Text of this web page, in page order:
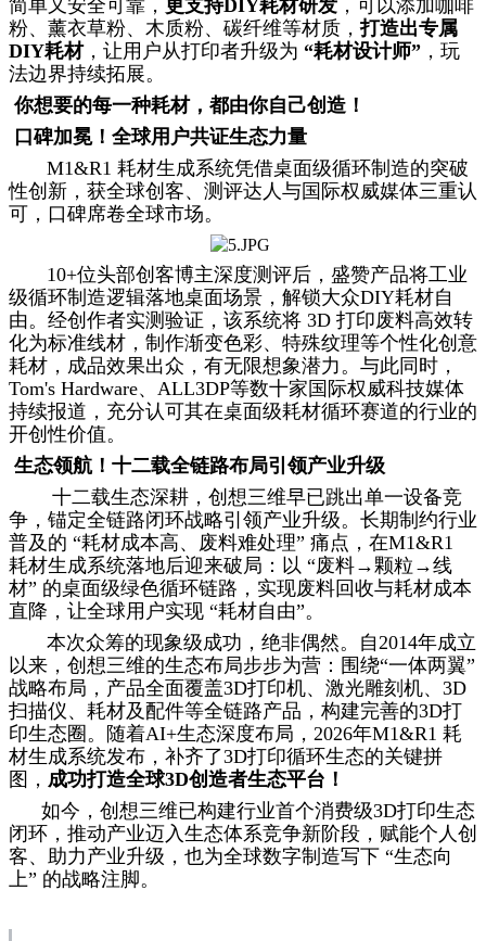
简单又安全可靠， 更支持DIY耗材研发 ，可以添加咖啡
粉、薰衣草粉、木质粉、碳纤维等材质，打造出专属
DIY耗材，让用户从打印者升级为 “耗材设计师” ，玩
法边界持续拓展。
你想要的每一种耗材，都由你自己创造！
口碑加冕！全球用户共证生态力量
M1&R1 耗材生成系统凭借桌面级循环制造的突破
性创新，获全球创客、测评达人与国际权威媒体三重认
可，口碑席卷全球市场。
10+位头部创客博主深度测评后，盛赞产品将工业
级循环制造逻辑落地桌面场景，解锁大众DIY耗材自
由。经创作者实测验证，该系统将 3D 打印废料高效转
化为标准线材，制作渐变色彩、特殊纹理等个性化创意
耗材，成品效果出众，有无限想象潜力。与此同时，
Tom's Hardware、ALL3DP等数十家国际权威科技媒体
持续报道，充分认可其在桌面级耗材循环赛道的行业的
开创性价值。
生态领航！十二载全链路布局引领产业升级
十二载生态深耕，创想三维早已跳出单一设备竞
争，锚定全链路闭环战略引领产业升级。长期制约行业
普及的 “耗材成本高、废料难处理” 痛点，在M1&R1
耗材生成系统落地后迎来破局：以 “废料→颗粒→线
材” 的桌面级绿色循环链路，实现废料回收与耗材成本
直降，让全球用户实现 “耗材自由”。
本次众筹的现象级成功，绝非偶然。自2014年成立
以来，创想三维的生态布局步步为营：围绕“一体两翼”
战略布局，产品全面覆盖3D打印机、激光雕刻机、3D
扫描仪、耗材及配件等全链路产品，构建完善的3D打
印生态圈。随着AI+生态深度布局，2026年M1&R1 耗
材生成系统发布，补齐了3D打印循环生态的关键拼
图， 成功打造全球3D创造者生态平台！
如今，创想三维已构建行业首个消费级3D打印生态
闭环，推动产业迈入生态体系竞争新阶段，赋能个人创
客、助力产业升级，也为全球数字制造写下 “生态向
上” 的战略注脚。